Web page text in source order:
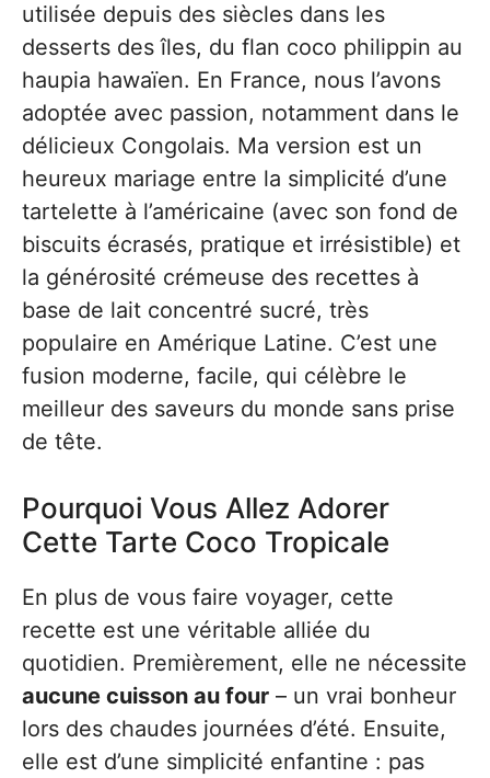
utilisée depuis des siècles dans les
desserts des îles, du flan coco philippin au
haupia hawaïen. En France, nous l’avons
adoptée avec passion, notamment dans le
délicieux Congolais. Ma version est un
heureux mariage entre la simplicité d’une
tartelette à l’américaine (avec son fond de
biscuits écrasés, pratique et irrésistible) et
la générosité crémeuse des recettes à
base de lait concentré sucré, très
populaire en Amérique Latine. C’est une
fusion moderne, facile, qui célèbre le
meilleur des saveurs du monde sans prise
de tête.
Pourquoi Vous Allez Adorer
Cette Tarte Coco Tropicale
En plus de vous faire voyager, cette
recette est une véritable alliée du
quotidien. Premièrement, elle ne nécessite
aucune cuisson au four – un vrai bonheur
lors des chaudes journées d’été. Ensuite,
elle est d’une simplicité enfantine : pas